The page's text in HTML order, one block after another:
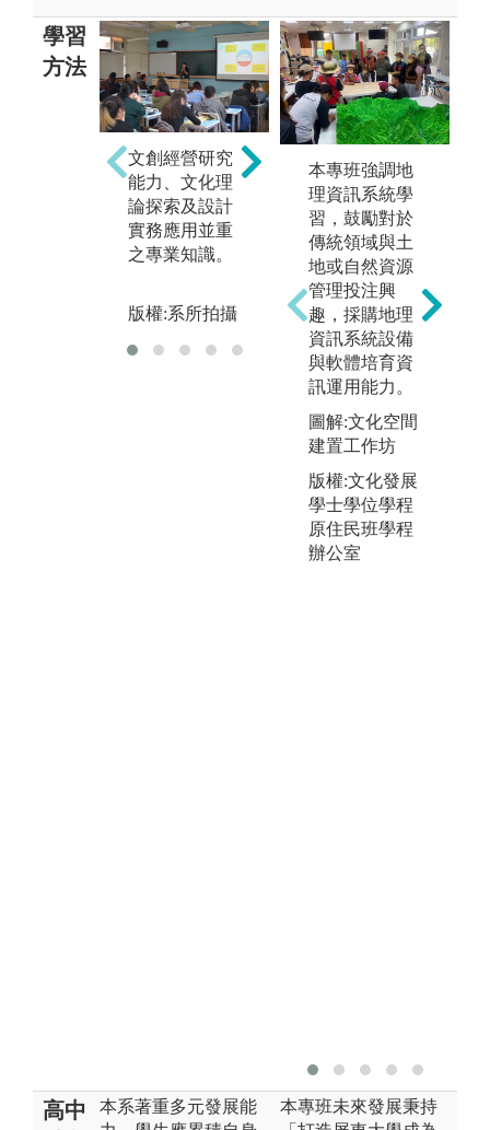
學習
方法
文創經營研究
能力、文化理
論探索及設計
實務應用並重
之專業知識。
版權:系所拍攝
思考、分析、
判斷、創造等
設計能力。
版權:系所拍攝
本專班強調地
理資訊系統學
習，鼓勵對於
傳統領域與土
地或自然資源
管理投注興
趣，採購地理
資訊系統設備
與軟體培育資
訊運用能力。
圖解:文化空間
建置工作坊
版權:文化發展
學士學位學程
原住民班學程
辦公室
高中
本系著重多元發展能
本專班未來發展秉持